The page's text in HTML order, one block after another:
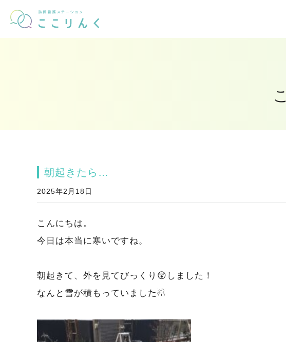
朝起きたら…
2025年2月18日
こんにちは。
今日は本当に寒いですね。
朝起きて、外を見てびっくり😲しました！
なんと雪が積もっていました☃